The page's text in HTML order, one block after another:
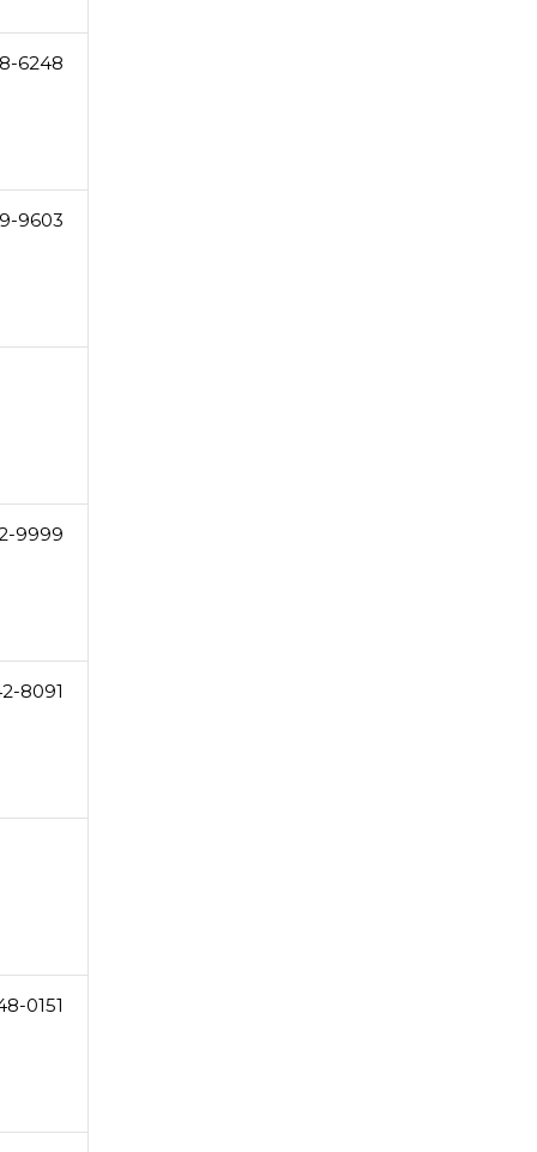
6248
9603
9999
8091
0151